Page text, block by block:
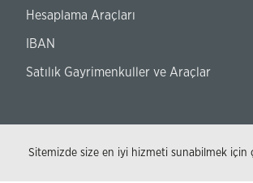
Hesaplama Araçları
IBAN
Satılık Gayrimenkuller ve Araçlar
© 2026 - T.C. Ziraat Bankası AŞ
Sitemizde size en iyi hizmeti sunabilmek için